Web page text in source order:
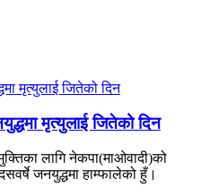
मृत्युलाई जितेको दिन
लागि नेकपा(माओवादी)को
जनयुद्धमा हाम्फालेको हुँ।